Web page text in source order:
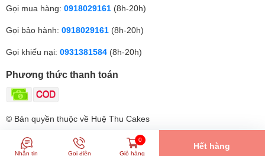
Gọi mua hàng: 0918029161 (8h-20h)
Gọi bảo hành: 0918029161 (8h-20h)
Gọi khiếu nại: 0931381584 (8h-20h)
Phương thức thanh toán
© Bản quyền thuộc về Huệ Thu Cakes
Nhắn tin Gọi điện
0
Giỏ hàng
Hết hàng